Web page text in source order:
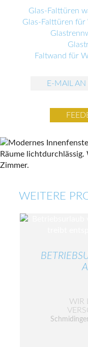
Glas-Falttüren
Glas-Falttüren
Faltwand für
E-MAIL
WEITERE
WIR